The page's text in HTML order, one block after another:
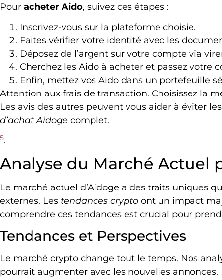
Pour acheter Aido, suivez ces étapes :
Inscrivez-vous sur la plateforme choisie.
Faites vérifier votre identité avec les
Déposez de l’argent sur votre compte via
Cherchez les Aido à acheter et passez votre
Enfin, mettez vos Aido dans un portefeuille
Attention aux frais de transaction. Choisissez la
Les avis des autres peuvent vous aider à éviter
d’achat Aidoge complet.
5.
Analyse du Marché Actuel
Le marché actuel d’Aidoge a des traits uniques
externes. Les tendances crypto ont un impact
comprendre ces tendances est crucial pour
Tendances et Perspectives
Le marché crypto change tout le temps. Nos
pourrait augmenter avec les nouvelles